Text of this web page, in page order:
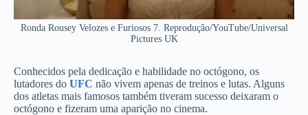
Ronda Rousey Velozes e Furiosos 7. Reprodução/YouTube/Universal
Pictures UK
Conhecidos pela dedicação e habilidade no octógono, os
lutadores do UFC não vivem apenas de treinos e lutas. Alguns
dos atletas mais famosos também tiveram sucesso deixaram o
octógono e fizeram uma aparição no cinema.